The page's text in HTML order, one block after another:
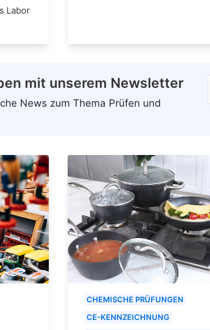
Labor
mit unserem Newsletter
News zum Thema Prüfen und
CHEMISCHE PRÜFUNGEN
CE-KENNZEICHNUNG